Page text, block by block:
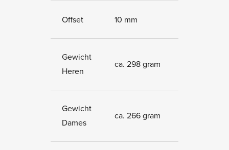
Offset 10 mm
Gewicht
Heren
ca. 298 gram
Gewicht
Dames
ca. 266 gram